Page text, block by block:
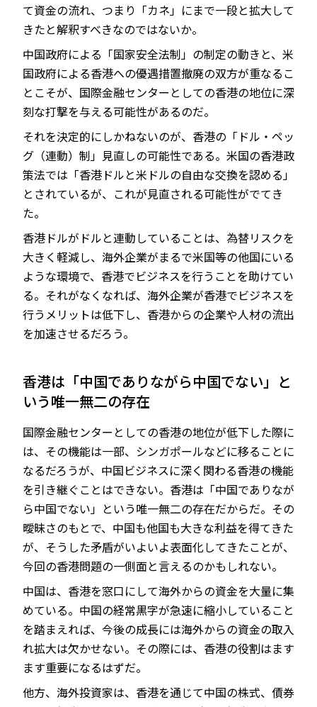
て資金の流れ、つまり「カネ」にまで一段と拡大して
きたと解釈すべきなのではないか。
中国政府による「国家安全法制」の制定の動きと、米
国政府による香港への優遇措置撤廃の双方が重なるこ
とこそが、国際金融センターとしての香港の地位に深
刻な打撃を与える可能性があるのだ。
それを決定的にしかねないのが、香港の「ドル・ペッ
グ（連動）制」見直しの可能性である。米国の香港政
策法では「香港ドルと米ドルの自由な交換を認める」
とされているが、これが見直される可能性がでてき
た。
香港ドルがドルと連動していることは、為替リスクを
大きく軽減し、海外企業がまるで米国等の他国にいる
ような環境で、香港でビジネスを行うことを助けてい
る。それがなくなれば、海外企業が香港でビジネスを
行うメリットは低下し、香港からの企業や人材の流出
を加速させるだろう。
香港は「中国でありながら中国でない」と
いう唯一無二の存在
国際金融センターとしての香港の地位が低下した際に
は、その機能は一部、シンガポールなどに移ることに
なるだろうが、中国ビジネスに深く関わる香港の機能
を引き継ぐことはできない。香港は「中国でありなが
ら中国でない」という唯一無二の存在だからだ。その
曖昧さのもとで、中国も他国も大きな利益を得てきた
が、そうした矛盾がいよいよ表面化してきたことが、
今回の香港問題の一側面と言えるのかもしれない。
中国は、香港を窓口にして海外からの資金を大量に集
めている。中国の経常黒字が急速に縮小していること
を踏まえれば、今後の成長には海外からの資金の取入
れ拡大は欠かせない。その際には、香港の役割はます
ます重要になるはずだ。
他方、海外投資家は、香港を通じて中国の株式、債券